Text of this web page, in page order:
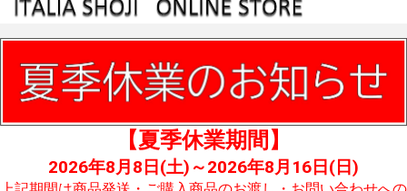
【夏季休業期間】
2026年8月8日(土)～2026年8月16日(日)